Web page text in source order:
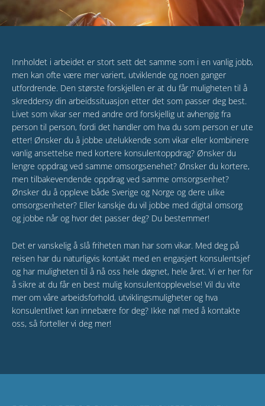
Innholdet i arbeidet er stort sett det samme som i en vanlig jobb,
men kan ofte være mer variert, utviklende og noen ganger
utfordrende. Den største forskjellen er at du får muligheten til å
skreddersy din arbeidssituasjon etter det som passer deg best.
Livet som vikar ser med andre ord forskjellig ut avhengig fra
person til person, fordi det handler om hva du som person er ute
etter! Ønsker du å jobbe utelukkende som vikar eller kombinere
vanlig ansettelse med kortere konsulentoppdrag? Ønsker du
lengre oppdrag ved samme omsorgsenehet? Ønsker du kortere,
men tilbakevendende oppdrag ved samme omsorgsenhet?
Ønsker du å oppleve både Sverige og Norge og dere ulike
omsorgsenheter? Eller kanskje du vil jobbe med digital omsorg
og jobbe når og hvor det passer deg? Du bestemmer!
Det er vanskelig å slå friheten man har som vikar. Med deg på
reisen har du naturligvis kontakt med en engasjert konsulentsjef
og har muligheten til å nå oss hele døgnet, hele året. Vi er her for
å sikre at du får en best mulig konsulentopplevelse! Vil du vite
mer om våre arbeidsforhold, utviklingsmuligheter og hva
konsulentlivet kan innebære for deg? Ikke nøl med å kontakte
oss, så forteller vi deg mer!